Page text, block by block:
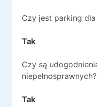
Czy jest parking
Tak
Czy są
niepełnosprawnych?
Tak